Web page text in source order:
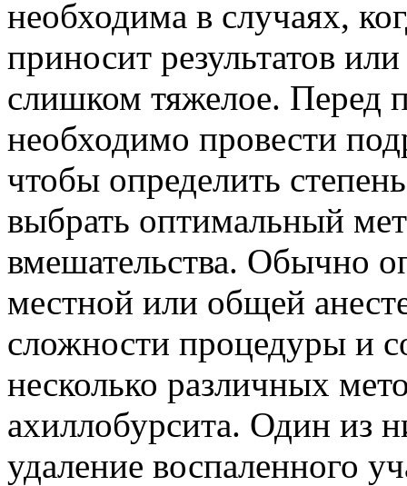
необходима в случаях,
приносит результатов
слишком тяжелое. Перед
необходимо провести
чтобы определить
выбрать оптимальный
вмешательства. Обычно
местной или общей
сложности процедуры и
несколько различных
ахиллобурсита. Один из
удаление воспаленного